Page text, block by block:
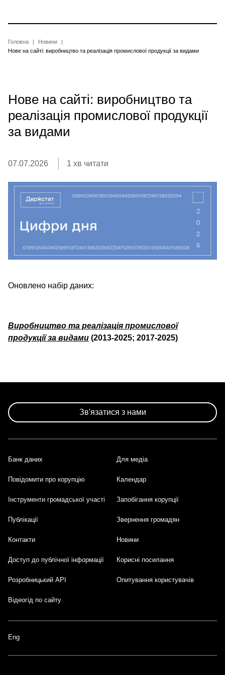
основного
Рядок
Головна
Новини
Нове на сайті: виробництво та реалізація промислової продукції за видами
Нове на сайті: виробництво та
реалізація промислової продукції
за видами
07.07.2026 1 хв читати
Оновлено набір даних:
Виробництво та реалізація промислової
продукції за видами (2013-2025; 2017-2025)
Зв'язатися з нами
Footer
Банк даних Для медіа
Повідомити про корупцію Календар
Інструменти громадської участі Запобігання корупції
Публікації Звернення громадян
Контакти Новини
Доступ до публічної інформації Корисні посилання
Розробницький API Опитування користувачів
Відеогід по сайту
Eng